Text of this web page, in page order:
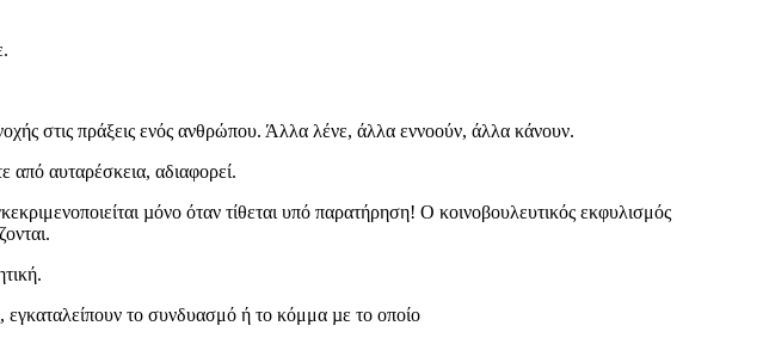
στις πράξεις ενός ανθρώπου. Άλλα λένε, άλλα εννοούν, άλλα κάνουν.
από αυταρέσκεια, αδιαφορεί.
µόνο όταν τίθεται υπό παρατήρηση! Ο κοινοβουλευτικός εκφυλισμός
εγκαταλείπουν το συνδυασμό ή το κόμμα µε το οποίο